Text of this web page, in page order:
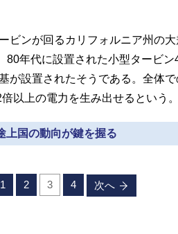
ンが回るカリフォルニア州の大
80年代に設置された小型タービン
が設置されたそうである。全体
以上の電力を生み出せるという。
上国の動向が鍵を握る
1 2 3 4 次へ